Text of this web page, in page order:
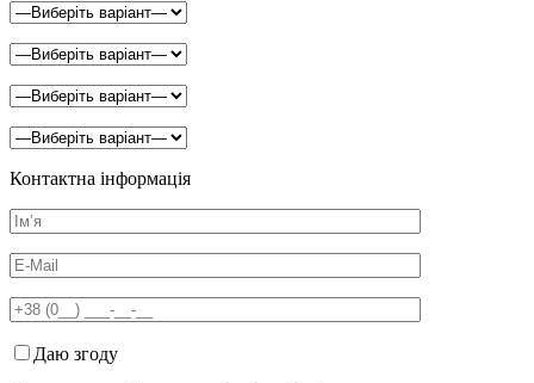
Контактна інформація
Даю згоду